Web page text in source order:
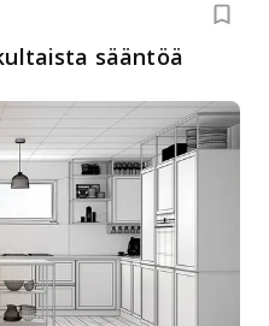
sääntöä